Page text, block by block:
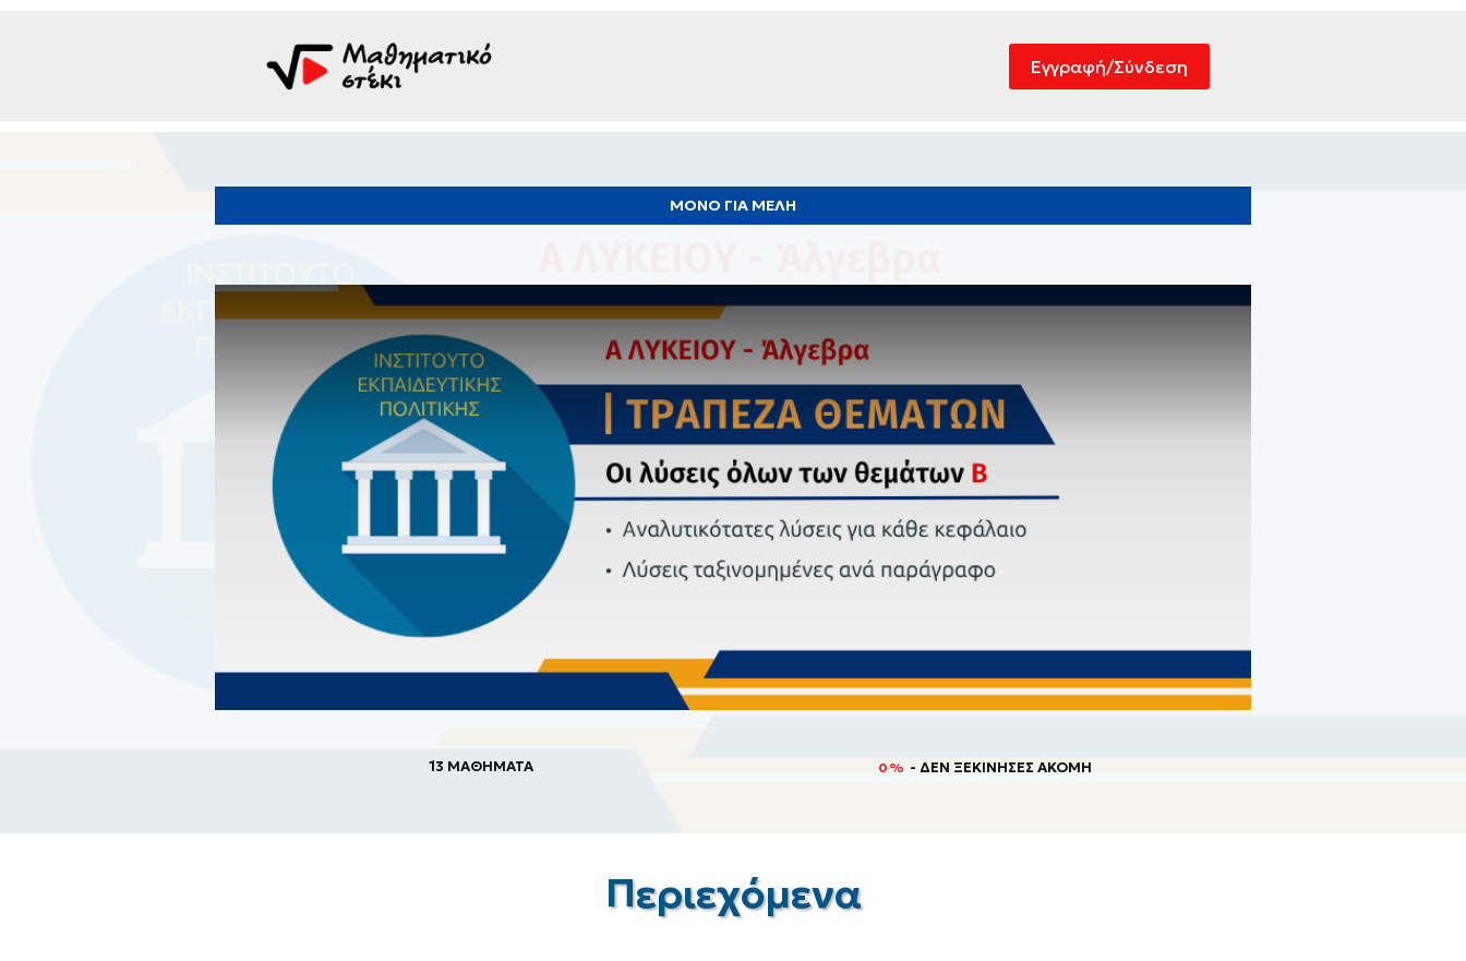
Εγγραφή/Σύνδεση
ΜΟΝΟ ΓΙΑ ΜΕΛΗ
13 ΜΑΘΗΜΑΤΑ 0% - ΔΕΝ ΞΕΚΊΝΗΣΕΣ ΑΚΌΜΗ
Περιεχόμενα